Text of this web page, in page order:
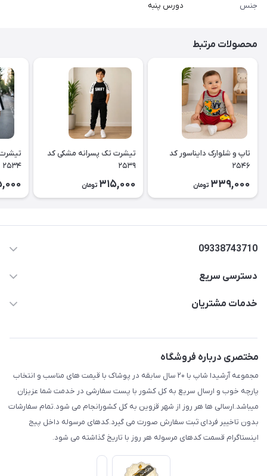
جنس دورس پنبه
محصولات مرتبط
تاپ و شلوارک دایناسور کد
۲۵۴۶
339,000 تومان
تیشرت تک پسرانه مشکی کد
۲۵۳۹
315,000 تومان
۲۵۳۴
09338743710
دسترسی سریع
حساب کاربری
لیست محصولات
درباره ما
تماس با ما
خدمات مشتریان
مختصری درباره فروشگاه
مجموعه آرشیدا شاپ با ۲۰ سال سابقه در پوشاک با قیمت های مناسب و انتخاب
پارچه خوب و ارسال سریع به کل کشور با پست سفارشی در خدمت شما عزیزان
میباشد.ارسالی ها هر روز از شهر قزوین به کل کشورانجام می شود.تمام سفارشات
بدون تاخییر فردای ثبت سفارش صورت می گیرد.کدهای مرسوله داخل پیج
اینستاگرام قسمت کدهای مرسوله هر روز با تاریخ گذاشته می شود.